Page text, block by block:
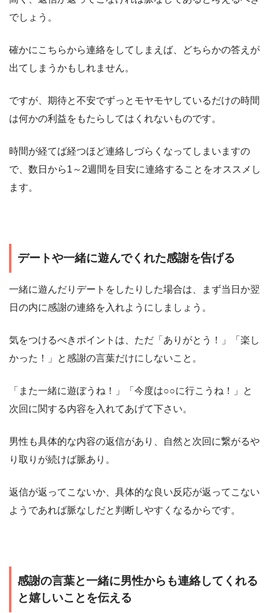
でしょう。
確かにこちらから連絡をしてしまえば、どちらかの答えが
出てしまうかもしれません。
ですが、期待と不安でずっとモヤモヤしているだけの時間
は何かの利益をもたらしてはくれないものです。
時間が経てば経つほど連絡しづらくなってしまいますの
で、数日から1～2週間を目安に連絡することをオススメし
ます。
デートや一緒に遊んでくれた感謝を告げる
一緒に遊んだりデートをしたりした場合は、まず当日か翌
日の内に感謝の連絡を入れようにしましょう。
気をつけるべきポイントは、ただ「ありがとう！」「楽し
かった！」と感謝の言葉だけにしないこと。
「また一緒に遊ぼうね！」「今度は○○に行こうね！」と
次回に関する内容を入れてあげて下さい。
男性も具体的な内容の返信があり、自然と次回に繋がるや
り取りが続けば脈あり。
返信が返ってこないか、具体的な良い反応が返ってこない
ようであれば脈なしだと判断しやすくなるからです。
感謝の言葉と一緒に男性からも連絡してくれる
と嬉しいことを伝える